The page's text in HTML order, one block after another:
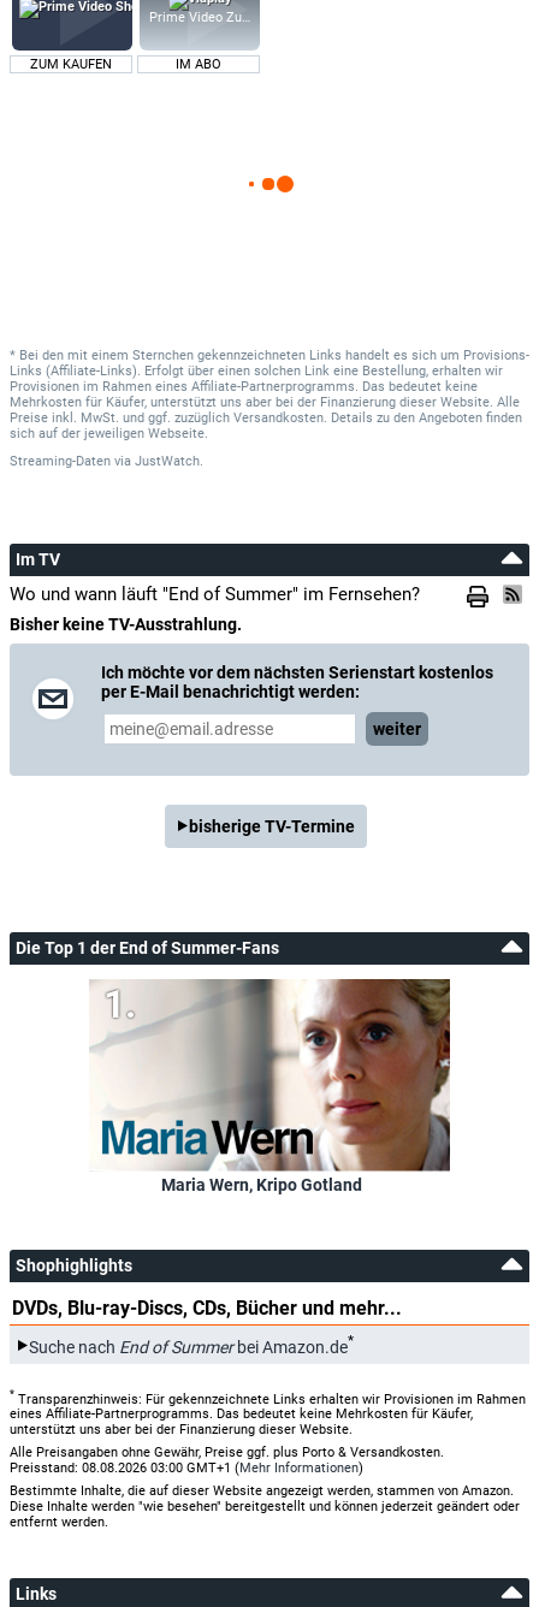
ZUM KAUFEN
Prime Video Zusatz-Kanäle
IM ABO
* Bei den mit einem Sternchen gekennzeichneten Links handelt es sich um Provisions-
Links (Affiliate-Links). Erfolgt über einen solchen Link eine Bestellung, erhalten wir
Provisionen im Rahmen eines Affiliate-Partnerprogramms. Das bedeutet keine
Mehrkosten für Käufer, unterstützt uns aber bei der Finanzierung dieser Website. Alle
Preise inkl. MwSt. und ggf. zuzüglich Versandkosten. Details zu den Angeboten finden
sich auf der jeweiligen Webseite.
Streaming-Daten via JustWatch.
Im TV
Wo und wann läuft "End of Summer" im Fernsehen?
Bisher keine TV-Ausstrahlung.
Ich möchte vor dem nächsten Serienstart kostenlos
per E-Mail benachrichtigt werden:
weiter
bisherige TV-Termine
Die Top 1 der End of Summer-Fans
Maria Wern, Kripo Gotland
Shophighlights
DVDs, Blu-ray-Discs, CDs, Bücher und mehr...
Suche nach End of Summerbei Amazon.de*
* Transparenzhinweis: Für gekennzeichnete Links erhalten wir Provisionen im Rahmen
eines Affiliate-Partnerprogramms. Das bedeutet keine Mehrkosten für Käufer,
unterstützt uns aber bei der Finanzierung dieser Website.
Alle Preisangaben ohne Gewähr, Preise ggf. plus Porto & Versandkosten.
Preisstand: 08.08.2026 03:00 GMT+1 (Mehr Informationen)
Bestimmte Inhalte, die auf dieser Website angezeigt werden, stammen von Amazon.
Diese Inhalte werden "wie besehen" bereitgestellt und können jederzeit geändert oder
entfernt werden.
Links